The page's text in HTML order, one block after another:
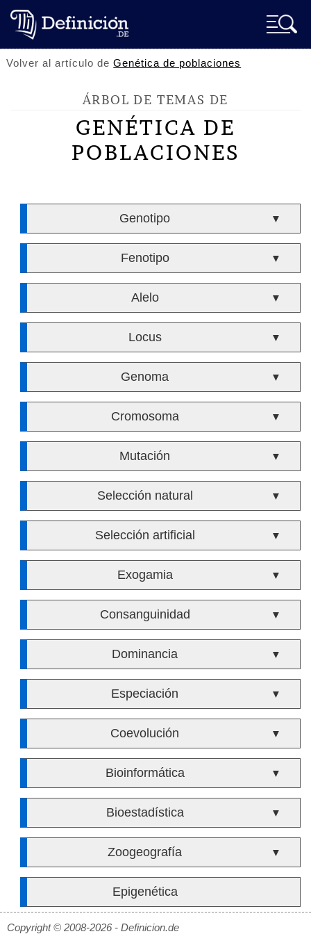
Volver al artículo deGenética de poblaciones
ÁRBOL DE TEMAS DE
GENÉTICA DE
POBLACIONES
Genotipo ▼
Fenotipo ▼
Alelo ▼
Locus ▼
Genoma ▼
Cromosoma ▼
Mutación ▼
Selección natural ▼
Selección artificial ▼
Exogamia ▼
Consanguinidad ▼
Dominancia ▼
Especiación ▼
Coevolución ▼
Bioinformática ▼
Bioestadística ▼
Zoogeografía ▼
Epigenética
Copyright © 2008-2026 - Definicion.de